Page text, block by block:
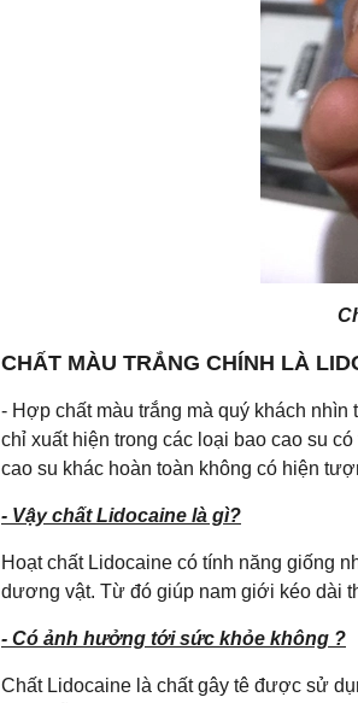
CHẤT MÀU TRẮNG CHÍNH LÀ
- Hợp chất màu trắng mà quý khách
chỉ xuất hiện trong các loại bao cao su
cao su khác hoàn toàn không có hiện
- Vậy chất Lidocaine là gì?
Hoạt chất Lidocaine có tính năng giống
dương vật. Từ đó giúp nam giới kéo dài
- Có ảnh hưởng tới sức khỏe không ?
Chất Lidocaine là chất gây tê được sử